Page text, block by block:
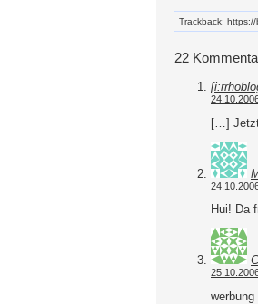
Trackback:
22
[…]
Hui! Da